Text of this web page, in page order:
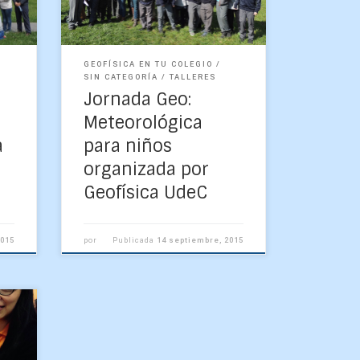
pasado miércoles 9 de
septiembre recibimos […]
GEOFÍSICA EN TU COLEGIO
SIN CATEGORÍA
TALLERES
Jornada Geo:
Meteorológica
para niños
organizada por
Geofísica UdeC
por Publicada 14 septiembre, 2015
el